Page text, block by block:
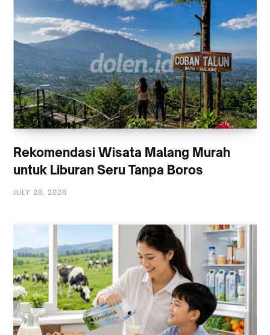
Rekomendasi Wisata Malang Murah
untuk Liburan Seru Tanpa Boros
JULY 28, 2026